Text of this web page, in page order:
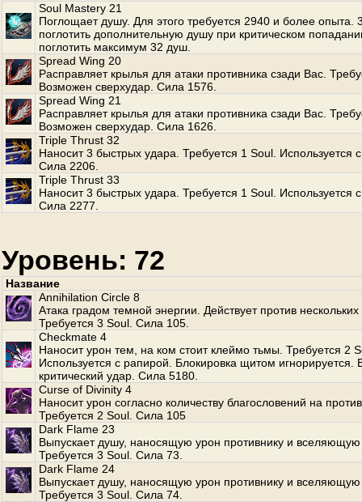
Soul Mastery 21
Поглощает душу. Для этого требуется 2940 и более опыта.
поглотить дополнительную душу при критическом
поглотить максимум 32 душ.
Spread Wing 20
Расправляет крылья для атаки противника сзади Вас.
Возможен сверхудар. Сила 1576.
Spread Wing 21
Расправляет крылья для атаки противника сзади Вас.
Возможен сверхудар. Сила 1626.
Triple Thrust 32
Наносит 3 быстрых удара. Требуется 1 Soul. Используется
Сила 2206.
Triple Thrust 33
Наносит 3 быстрых удара. Требуется 1 Soul. Используется
Сила 2277.
Уровень: 72
Название
Annihilation Circle 8
Атака градом темной энергии. Действует против
Требуется 3 Soul. Сила 105.
Checkmate 4
Наносит урон тем, на ком стоит клеймо тьмы. Требуется 2
Используется с рапирой. Блокировка щитом игнорируется.
критический удар. Сила 5180.
Curse of Divinity 4
Наносит урон согласно количеству благословений на
Требуется 2 Soul. Сила 105
Dark Flame 23
Выпускает душу, наносящую урон противнику и вселяющую
Требуется 3 Soul. Сила 73.
Dark Flame 24
Выпускает душу, наносящую урон противнику и вселяющую
Требуется 3 Soul. Сила 74.